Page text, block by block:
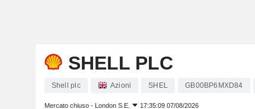
SHELL PLC
Shell plc Azioni SHEL GB00BP6MXD84
Mercato chiuso - London S.E. 17:35:09 07/08/2026